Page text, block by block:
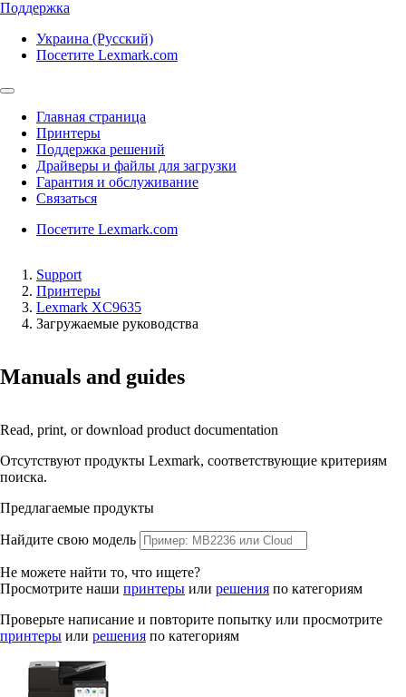
Поддержка
Украина (Русский)
Посетите Lexmark.com
Главная страница
Принтеры
Поддержка решений
Драйверы и файлы для загрузки
Гарантия и обслуживание
Связаться
Посетите Lexmark.com
Support
Принтеры
Lexmark XC9635
Загружаемые руководства
Manuals and guides
Read, print, or download product documentation
Отсутствуют продукты Lexmark, соответствующие критериям
поиска.
Предлагаемые продукты
Найдите свою модель
Не можете найти то, что ищете?
Просмотрите наши принтеры или решения по категориям
Проверьте написание и повторите попытку или просмотрите
принтеры или решения по категориям